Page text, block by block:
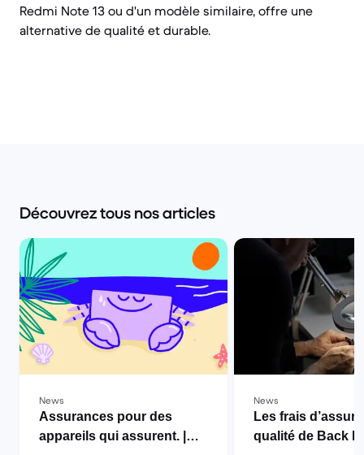
Redmi Note 13 ou d'un modèle similaire, offre une
alternative de qualité et durable.
Découvrez tous nos articles
News
Assurances pour des
appareils qui assurent. |
News
Les frais
qualité de Back